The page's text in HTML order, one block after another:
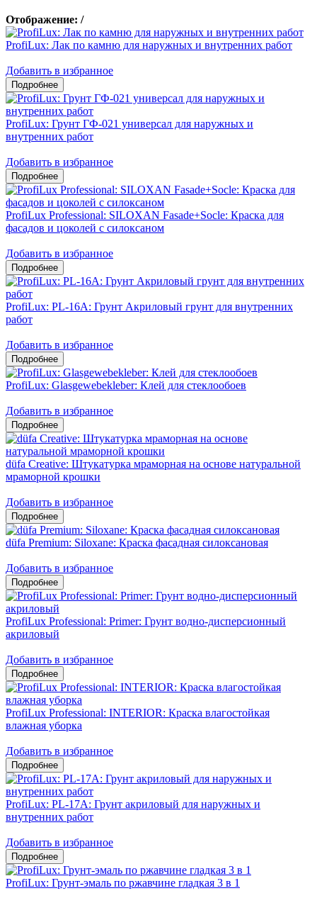
Отображение: /
ProfiLux: Лак по камню для наружных и внутренних работ
Добавить в избранное
ProfiLux: Грунт ГФ-021 универсал для наружных и
внутренних работ
Добавить в избранное
ProfiLux Professional: SILOXAN Fasade+Socle: Краска для
фасадов и цоколей c силоксаном
Добавить в избранное
ProfiLux: PL-16A: Грунт Акриловый грунт для внутренних
работ
Добавить в избранное
ProfiLux: Glasgewebekleber: Клей для стеклообоев
Добавить в избранное
düfa Creative: Штукатурка мраморная на основе натуральной
мраморной крошки
Добавить в избранное
düfa Premium: Siloxane: Краска фасадная силоксановая
Добавить в избранное
ProfiLux Professional: Primer: Грунт водно-дисперсионный
акриловый
Добавить в избранное
ProfiLux Professional: INTERIOR: Краска влагостойкая
влажная уборка
Добавить в избранное
ProfiLux: PL-17A: Грунт акриловый для наружных и
внутренних работ
Добавить в избранное
ProfiLux: Грунт-эмаль по ржавчине гладкая 3 в 1